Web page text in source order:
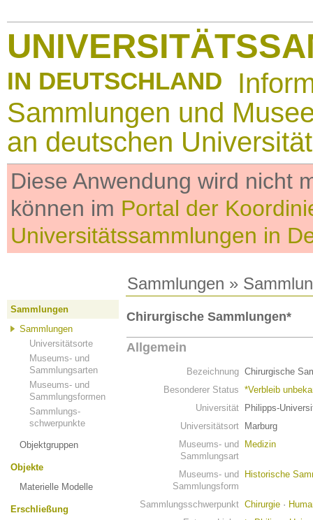
IN DEUTSCHLAND
Sammlungen und
an deutschen
Diese Anwendung wird nicht
können im Portal der
Universitätssammlungen in
Sammlungen »
Sammlungen
Sammlungen
Universitätsorte
Museums- und
Sammlungsarten
Museums- und
Sammlungsformen
Sammlungs-
schwerpunkte
Objektgruppen
Objekte
Materielle Modelle
Erschließung
Chirurgische Sammlungen*
Allgemein
Bezeichnung Chirurgische
Besonderer Status *Verbleib
Universität
Philipps-
Universitätsort
Marburg
Museums- und
Sammlungsart
Medizin
Museums- und
Sammlungsform
Historische
Sammlungsschwerpunkt Chirurgie ·